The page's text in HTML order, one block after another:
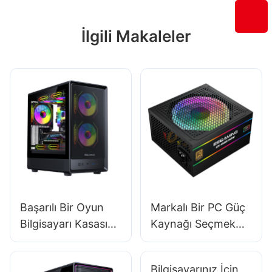
İlgili Makaleler
Başarılı Bir Oyun
Bilgisayarı Kasası
Lansman Etkinliği
Markalı Bir PC Güç
Kaynağı Seçmek
Zorunlu mu?
Bilgisayarınız İçin